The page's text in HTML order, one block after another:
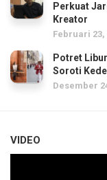
Perkuat
Kreator
Februari 23,
Potret
Soroti
Desember
VIDEO